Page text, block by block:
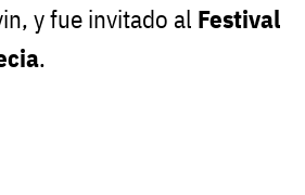
y fue invitado al Festival
.